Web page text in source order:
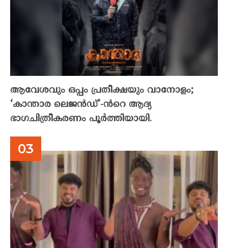
ആവേശവും ഒപ്പം പ്രതീക്ഷയും വാനോളം;
‘കാന്താര ലെജൻഡ്’-ൻറെ ആദ്യ
ഭാഗചിത്രീകരണം പൂർത്തിയായി.